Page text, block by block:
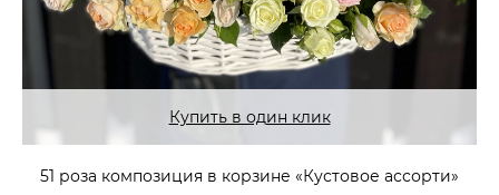
Купить в один клик
51 роза композиция в корзине «Кустовое ассорти»